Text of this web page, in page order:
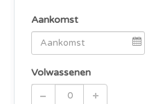
Aankomst
Volwassenen